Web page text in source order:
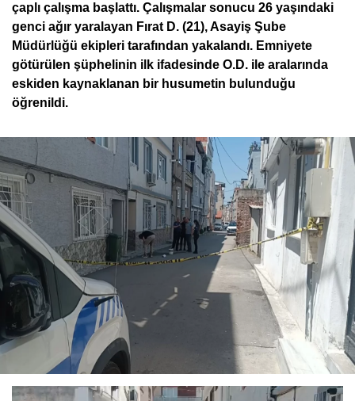
çaplı çalışma başlattı. Çalışmalar sonucu 26 yaşındaki
genci ağır yaralayan Fırat D. (21), Asayiş Şube
Müdürlüğü ekipleri tarafından yakalandı. Emniyete
götürülen şüphelinin ilk ifadesinde O.D. ile aralarında
eskiden kaynaklanan bir husumetin bulunduğu
öğrenildi.